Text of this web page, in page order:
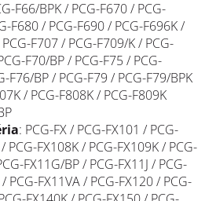
F66/BPK/ PCG-F670 / PCG-
F680 / PCG-F690 / PCG-F696K /
F707 / PCG-F709/K / PCG-
F70/BP / PCG-F75 / PCG-
F76/BP / PCG-F79 / PCG-F79/BPK
/ PCG-F808K / PCG-F809K
: PCG-FX/ PCG-FX101 / PCG-
PCG-FX108K / PCG-FX109K / PCG-
FX11G/BP / PCG-FX11J / PCG-
PCG-FX11VA / PCG-FX120 / PCG-